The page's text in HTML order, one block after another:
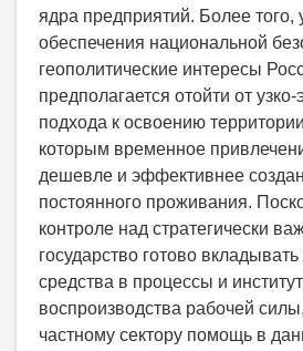
ядра предприятий. Более того,
обеспечения национальной
геополитические интересы
предполагается отойти от
подхода к освоению
которым временное
дешевле и эффективнее
постоянного проживания.
контроле над стратегически
государство готово
средства в процессы и
воспроизводства рабочей
частному сектору помощь в